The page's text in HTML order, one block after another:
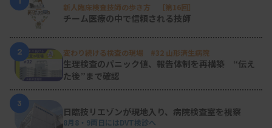
新人臨床検査技師の歩き方 ［第16回］
チーム医療の中で信頼される技師
2 変わり続ける検査の現場 #32 山形済生病院
生理検査のパニック値、報告体制を再構築 “伝え
た後”まで確認
3
日臨技リエゾンが現地入り、病院検査室を視察
8月8・9両日にはDVT検診へ